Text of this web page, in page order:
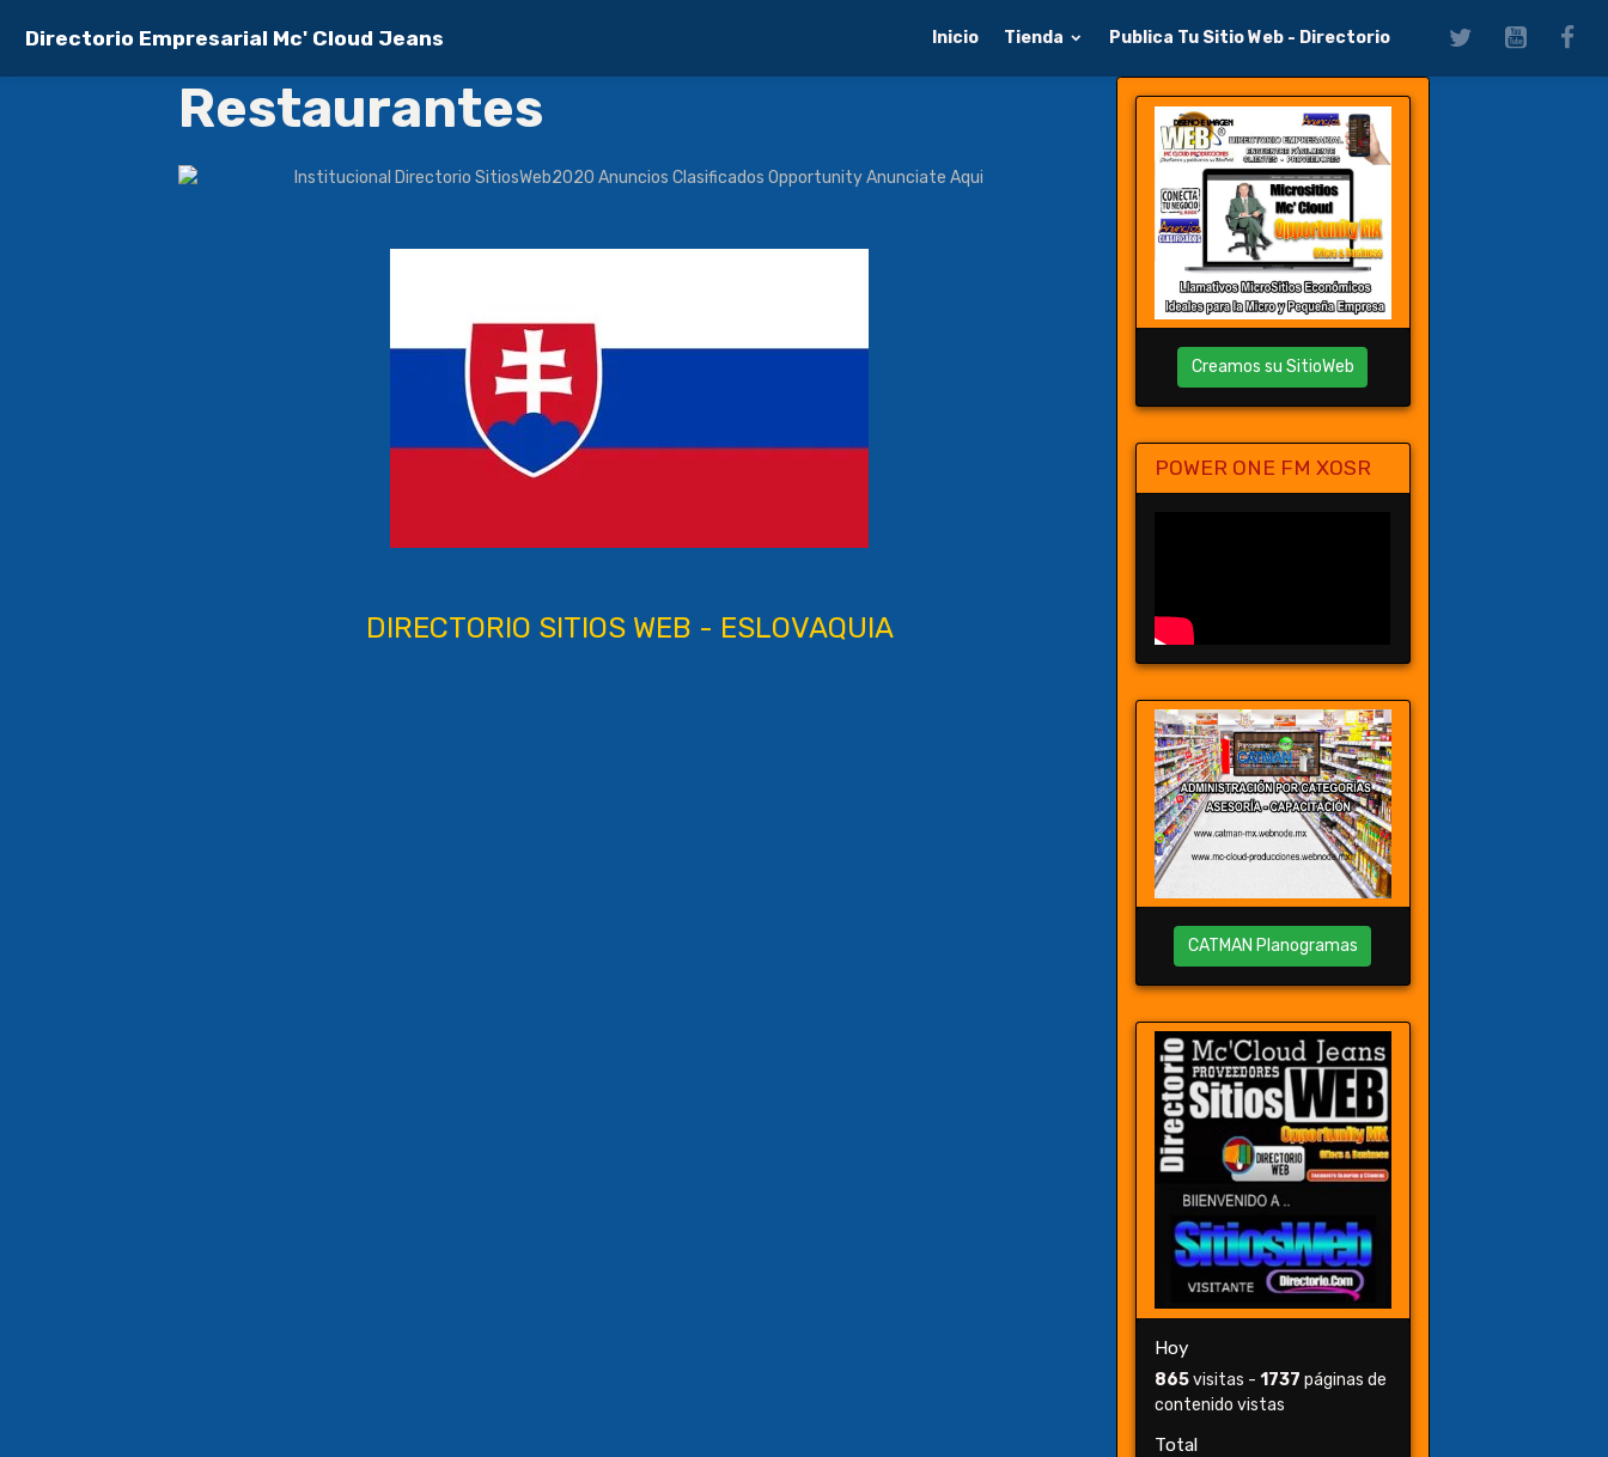
Directorio Empresarial Mc' Cloud Jeans Inicio Tienda Publica Tu Sitio Web - Directorio
Restaurantes
DIRECTORIO SITIOS WEB - ESLOVAQUIA
Creamos su SitioWeb
POWER ONE FM XOSR
CATMAN Planogramas
Hoy
865visitas -1737 páginas de
contenido vistas
Total